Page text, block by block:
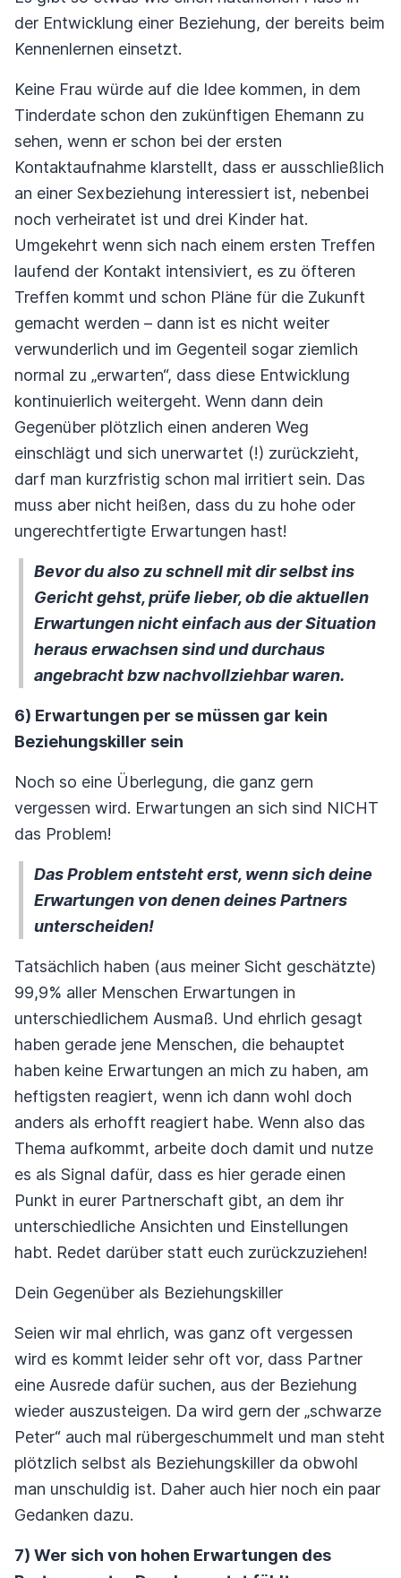
der Entwicklung einer Beziehung, der bereits beim
Kennenlernen einsetzt.
Keine Frau würde auf die Idee kommen, in dem
Tinderdate schon den zukünftigen Ehemann zu
sehen, wenn er schon bei der ersten
Kontaktaufnahme klarstellt, dass er ausschließlich
an einer Sexbeziehung interessiert ist, nebenbei
noch verheiratet ist und drei Kinder hat.
Umgekehrt wenn sich nach einem ersten Treffen
laufend der Kontakt intensiviert, es zu öfteren
Treffen kommt und schon Pläne für die Zukunft
gemacht werden – dann ist es nicht weiter
verwunderlich und im Gegenteil sogar ziemlich
normal zu „erwarten“, dass diese Entwicklung
kontinuierlich weitergeht. Wenn dann dein
Gegenüber plötzlich einen anderen Weg
einschlägt und sich unerwartet (!) zurückzieht,
darf man kurzfristig schon mal irritiert sein. Das
muss aber nicht heißen, dass du zu hohe oder
ungerechtfertigte Erwartungen hast!
Bevor du also zu schnell mit dir selbst ins
Gericht gehst, prüfe lieber, ob die aktuellen
Erwartungen nicht einfach aus der Situation
heraus erwachsen sind und durchaus
angebracht bzw nachvollziehbar waren.
6) Erwartungen per se müssen gar kein
Beziehungskiller sein
Noch so eine Überlegung, die ganz gern
vergessen wird. Erwartungen an sich sind NICHT
das Problem!
Das Problem entsteht erst, wenn sich deine
Erwartungen von denen deines Partners
unterscheiden!
Tatsächlich haben (aus meiner Sicht geschätzte)
99,9% aller Menschen Erwartungen in
unterschiedlichem Ausmaß. Und ehrlich gesagt
haben gerade jene Menschen, die behauptet
haben keine Erwartungen an mich zu haben, am
heftigsten reagiert, wenn ich dann wohl doch
anders als erhofft reagiert habe. Wenn also das
Thema aufkommt, arbeite doch damit und nutze
es als Signal dafür, dass es hier gerade einen
Punkt in eurer Partnerschaft gibt, an dem ihr
unterschiedliche Ansichten und Einstellungen
habt. Redet darüber statt euch zurückzuziehen!
Dein Gegenüber als Beziehungskiller
Seien wir mal ehrlich, was ganz oft vergessen
wird es kommt leider sehr oft vor, dass Partner
eine Ausrede dafür suchen, aus der Beziehung
wieder auszusteigen. Da wird gern der „schwarze
Peter“ auch mal rübergeschummelt und man steht
plötzlich selbst als Beziehungskiller da obwohl
man unschuldig ist. Daher auch hier noch ein paar
Gedanken dazu.
7) Wer sich von hohen Erwartungen des